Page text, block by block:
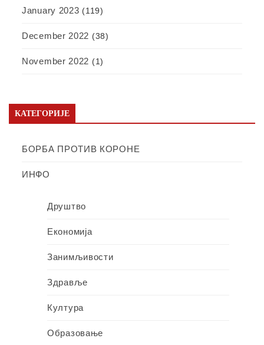
January 2023 (119)
December 2022 (38)
November 2022 (1)
КАТЕГОРИЈЕ
БОРБА ПРОТИВ КОРОНЕ
ИНФО
Друштво
Економија
Занимљивости
Здравље
Култура
Образовање